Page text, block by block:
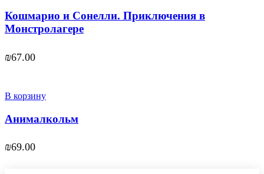
Кошмарио и Сонелли. Приключения в
Монстролагере
₪67.00
В корзину
Анималкольм
₪69.00